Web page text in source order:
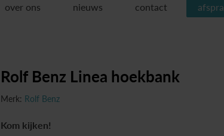
over ons nieuws contact
Rolf Benz Linea hoekbank
Merk: Rolf Benz
Kom kijken!